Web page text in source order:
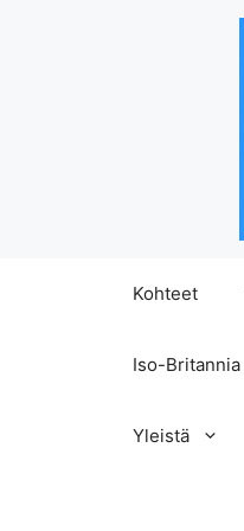
Kohteet
Iso-Britannia
Yleistä